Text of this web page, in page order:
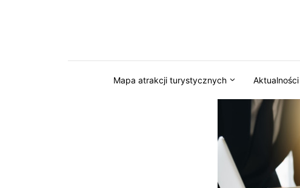
Mapa atrakcji turystycznych Aktualności